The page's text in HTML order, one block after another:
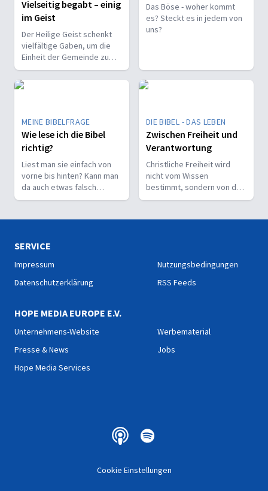
Vielseitig begabt – einig
im Geist
Der Heilige Geist schenkt
vielfältige Gaben, um die
Einheit der Gemeinde zu
stärken und sie zu
befähigen, Christus vor den
Menschen zu bekennen.
Das Böse - woher kommt
es? Steckt es in jedem von
uns?
MEINE BIBELFRAGE
Wie lese ich die Bibel
richtig?
Liest man sie einfach von
vorne bis hinten? Kann man
da auch etwas falsch
machen? Wie interpretiert
DIE BIBEL - DAS LEBEN
Zwischen Freiheit und
Verantwortung
Christliche Freiheit wird
nicht vom Wissen
bestimmt, sondern von der
Beziehung zum Nächsten –
SERVICE
Impressum
Datenschutzerklärung
Nutzungsbedingungen
RSS Feeds
HOPE MEDIA EUROPE E.V.
Unternehmens-Website
Presse & News
Hope Media Services
Werbematerial
Jobs
Cookie Einstellungen